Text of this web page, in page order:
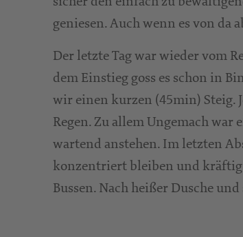
geniesen. Auch wenn es von
Der letzte Tag war wieder vom
dem Einstieg goss es schon in
wir einen kurzen (45min) Steig.
Regen. Zu allem Ungemach
wartend anstehen. Im letzten
konzentriert bleiben und kräftig
Bussen. Nach heißer Dusche